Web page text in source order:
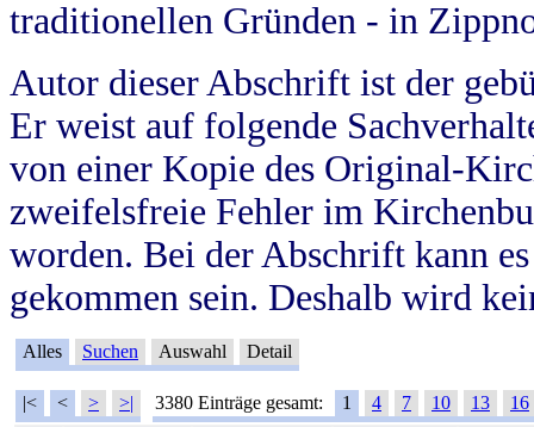
traditionellen Gründen - in
Autor dieser Abschrift ist der
Er weist auf folgende
von einer Kopie des Original-
zweifelsfreie Fehler im
worden. Bei der Abschrift kann
gekommen sein. Deshalb wird
Alles Suchen Auswahl Detail
|< < > >| 3380 Einträge gesamt: 1 4 7 10 13
16